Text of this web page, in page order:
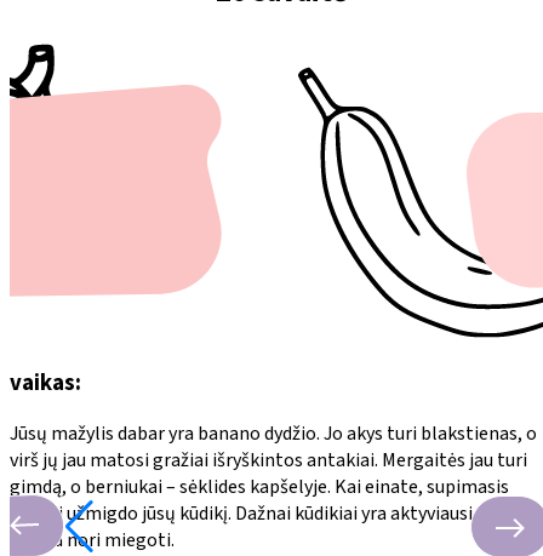
vaikas:
Jūsų mažylis dabar yra banano dydžio. Jo akys turi blakstienas, o
virš jų jau matosi gražiai išryškintos antakiai. Mergaitės jau turi
gimdą, o berniukai – sėklides kapšelyje. Kai einate, supimasis
dažnai užmigdo jūsų kūdikį. Dažnai kūdikiai yra aktyviausi naktį,
mama nori miegoti.